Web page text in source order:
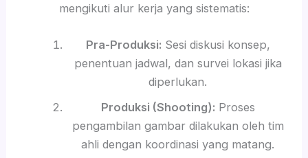
mengikuti alur kerja yang sistematis:
Pra-Produksi: Sesi diskusi konsep,
penentuan jadwal, dan survei lokasi jika
diperlukan.
Produksi (Shooting): Proses
pengambilan gambar dilakukan oleh tim
ahli dengan koordinasi yang matang.